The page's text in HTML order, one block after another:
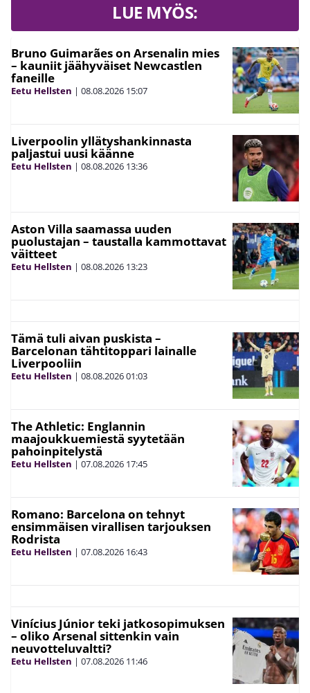
LUE MYÖS:
Bruno Guimarães on Arsenalin mies
– kauniit jäähyväiset Newcastlen
faneille
Eetu Hellsten | 08.08.2026 15:07
Liverpoolin yllätyshankinnasta
paljastui uusi käänne
Eetu Hellsten | 08.08.2026 13:36
Aston Villa saamassa uuden
puolustajan – taustalla kammottavat
väitteet
Eetu Hellsten | 08.08.2026 13:23
Tämä tuli aivan puskista –
Barcelonan tähtitoppari lainalle
Liverpooliin
Eetu Hellsten | 08.08.202601:03
The Athletic: Englannin
maajoukkuemiestä syytetään
pahoinpitelystä
Eetu Hellsten | 07.08.2026 17:45
Romano: Barcelona on tehnyt
ensimmäisen virallisen tarjouksen
Rodrista
Eetu Hellsten | 07.08.2026 16:43
Vinícius Júnior teki jatkosopimuksen
– oliko Arsenal sittenkin vain
neuvotteluvaltti?
Eetu Hellsten | 07.08.2026 11:46